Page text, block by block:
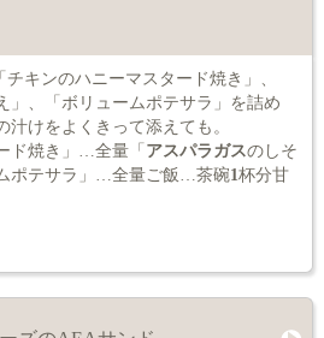
キンのハニーマスタード焼き」、
」、「ボリュームポテサラ」を詰め
汁けをよくきって添えても。
ド焼き」…全量「 アスパラガスのしそ
ポテサラ」…全量ご飯…茶碗1 杯分甘